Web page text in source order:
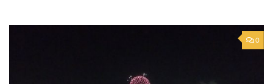
0